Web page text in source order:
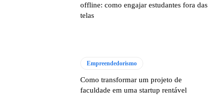
offline: como engajar estudantes fora das
telas
Empreendedorismo
Como transformar um projeto de
faculdade em uma startup rentável